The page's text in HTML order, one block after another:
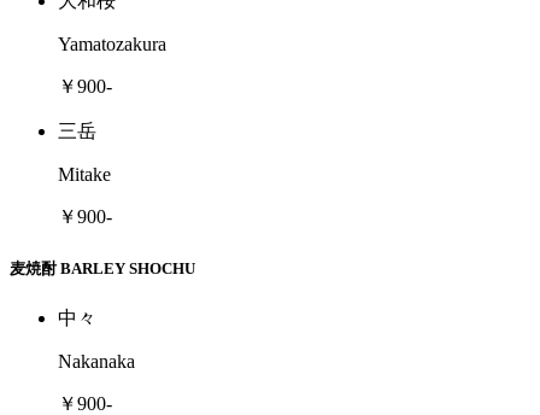
Yamatozakura
￥900-
三岳
Mitake
￥900-
麦焼酎 BARLEY SHOCHU
中々
Nakanaka
￥900-